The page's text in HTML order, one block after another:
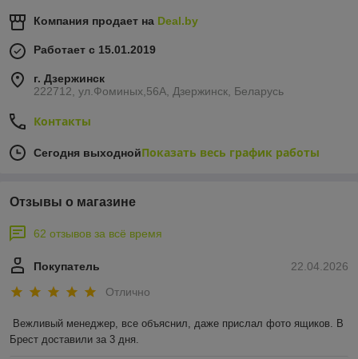
Компания продает на Deal.by
Работает с 15.01.2019
г. Дзержинск
222712, ул.Фоминых,56А, Дзержинск, Беларусь
Контакты
Сегодня выходнойПоказать весь график работы
Отзывы о магазине
62 отзывов за всё время
22.04.2026
Покупатель
Отлично
Вежливый менеджер, все объяснил, даже прислал фото ящиков. В
Брест доставили за 3 дня.